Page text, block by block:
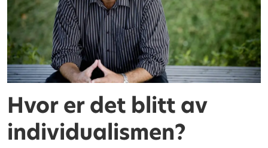
Hvor er det blitt av
individualismen?